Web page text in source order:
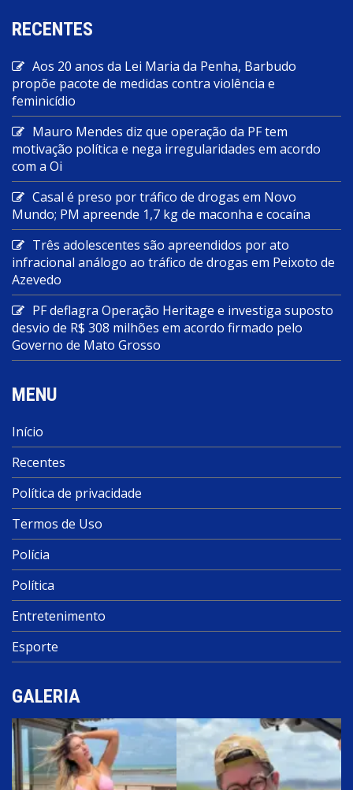
RECENTES
Aos 20 anos da Lei Maria da Penha, Barbudo
propõe pacote de medidas contra violência e
feminicídio
Mauro Mendes diz que operação da PF tem
motivação política e nega irregularidades em acordo
com a Oi
Casal é preso por tráfico de drogas em Novo
Mundo; PM apreende 1,7 kg de maconha e cocaína
Três adolescentes são apreendidos por ato
infracional análogo ao tráfico de drogas em Peixoto de
Azevedo
PF deflagra Operação Heritage e investiga suposto
desvio de R$ 308 milhões em acordo firmado pelo
Governo de Mato Grosso
MENU
Início
Recentes
Política de privacidade
Termos de Uso
Polícia
Política
Entretenimento
Esporte
GALERIA